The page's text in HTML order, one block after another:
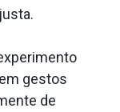
gestos
de